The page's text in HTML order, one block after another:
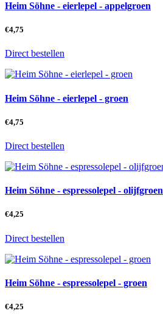
Heim Söhne - eierlepel - appelgroen
€4,75
Direct bestellen
Heim Söhne - eierlepel - groen
€4,75
Direct bestellen
Heim Söhne - espressolepel - olijfgroen
€4,25
Direct bestellen
Heim Söhne - espressolepel - groen
€4,25